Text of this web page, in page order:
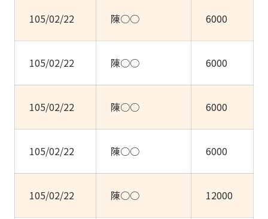
105/02/22 陳○○ 6000
105/02/22 陳○○ 6000
105/02/22 陳○○ 6000
105/02/22 陳○○ 6000
105/02/22 陳○○ 12000